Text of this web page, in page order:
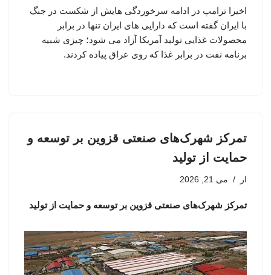
اخیرا ترامپ در ادامه سرخوردگی هایش از شکست در جنگ
با ایران گفته است که دارایی های ایران تنها در برابر
محصولات غذایی تولید آمریکا آزاد می شود؛ چیزی شبیه
برنامه نفت در برابر غذا که روی عراق پیاده کردند.
تمرکز شهرک‌های صنعتی قزوین بر توسعه و
حمایت از تولید
از می 21, 2026
تمرکز شهرک‌های صنعتی قزوین بر توسعه و حمایت از تولید